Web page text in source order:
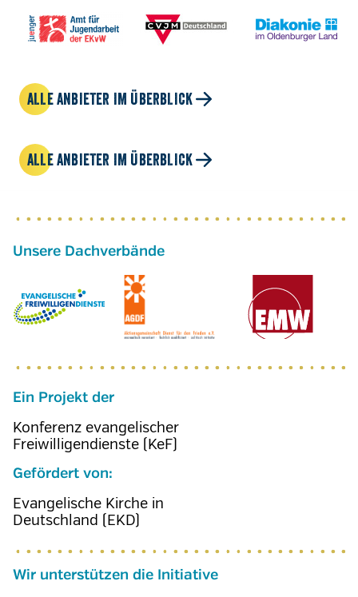
ALLE ANBIETER IM ÜBERBLICK
ALLE ANBIETER IM ÜBERBLICK
Ein Projekt der
Konferenz evangelischer
Freiwilligendienste (KeF)
Gefördert von:
Evangelische Kirche in
Deutschland (EKD)
Wir unterstützen die Initiative